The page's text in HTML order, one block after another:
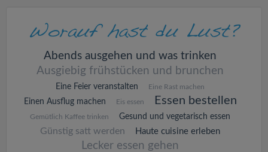
Abends ausgehen und was trinken
Ausgiebig frühstücken und brunchen
Eine Feier veranstalten Eine Rast machen
Einen Ausflug machen Eis essen Essen bestellen
Gemütlich Kaffee trinken Gesund und vegetarisch essen
Günstig satt werden Haute cuisine erleben
Lecker essen gehen